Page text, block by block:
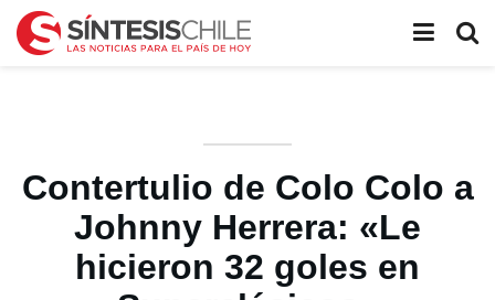
Contertulio de Colo Colo a
Johnny Herrera: «Le
hicieron 32 goles en